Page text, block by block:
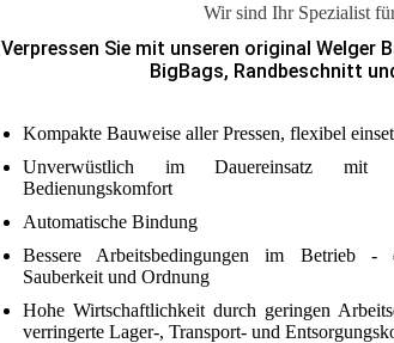
Wir sind Ihr Spezialist
Verpressen Sie mit unseren original Welger
BigBags, Randbeschnitt
Kompakte Bauweise aller Pressen, flexibel
Unverwüstlich im Dauereinsatz mit
Bedienungskomfort
Automatische Bindung
Bessere Arbeitsbedingungen im Betrieb -
Sauberkeit und Ordnung
Hohe Wirtschaftlichkeit durch geringen
verringerte Lager-, Transport- und